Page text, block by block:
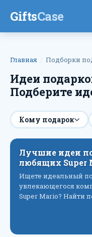
GiftsCase
Главная Подборки
Идеи
Подберите
Кому подарок
Лучшие идеи
любящих Super
Ищете идеальный
увлекающегося
Super Mario? Найти